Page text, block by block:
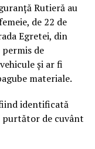
Rutieră au
de 22 de
Egretei, din
de
și ar fi
materiale.
identificată
purtător de cuvânt